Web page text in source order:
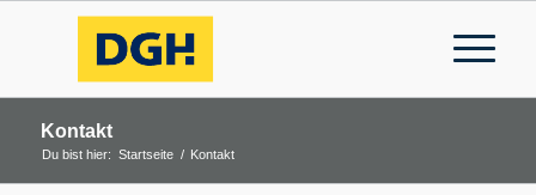
Kontakt
Du bist hier: Startseite / Kontakt